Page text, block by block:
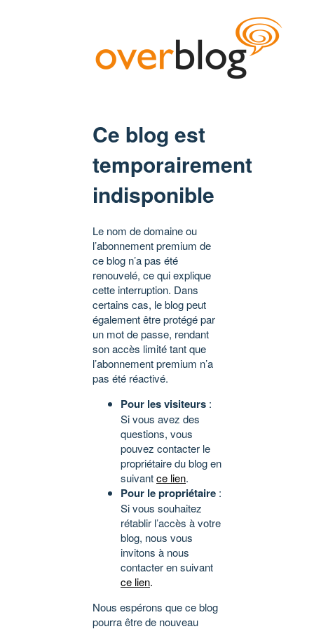
Ce blog est
temporairement
indisponible
Le nom de domaine ou
l’abonnement premium de
ce blog n’a pas été
renouvelé, ce qui explique
cette interruption. Dans
certains cas, le blog peut
également être protégé par
un mot de passe, rendant
son accès limité tant que
l’abonnement premium n’a
pas été réactivé.
Pour les visiteurs :
Si vous avez des
questions, vous
pouvez contacter le
propriétaire du blog en
suivantce lien.
Pour le propriétaire :
Si vous souhaitez
rétablir l’accès à votre
blog, nous vous
invitons à nous
contacter en suivant
ce lien.
Nous espérons que ce blog
pourra être de nouveau